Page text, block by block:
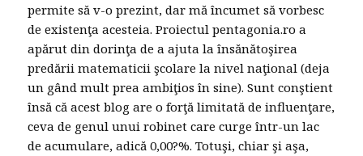
permite să v-o prezint, dar mă încumet să vorbesc
de existenţa acesteia. Proiectul pentagonia.ro a
apărut din dorinţa de a ajuta la însănătoşirea
predării matematicii şcolare la nivel naţional (deja
un gând mult prea ambiţios în sine). Sunt conştient
însă că acest blog are o forţă limitată de influenţare,
ceva de genul unui robinet care curge într-un lac
de acumulare, adică 0,00?%. Totuşi, chiar şi aşa,